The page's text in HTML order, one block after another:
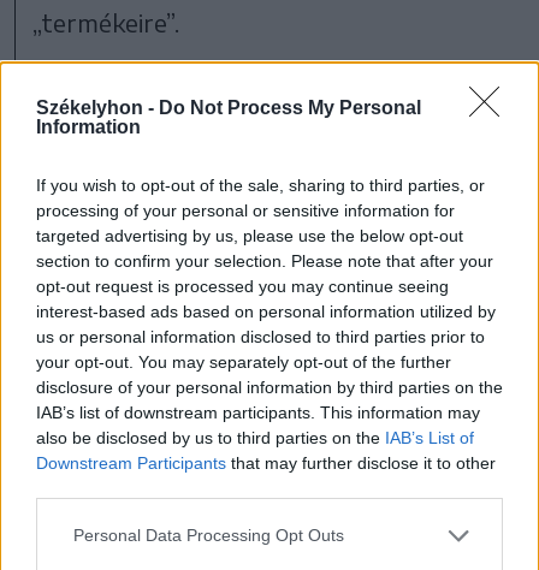
Székelyhon - Do Not Process My Personal
Information
If you wish to opt-out of the sale, sharing to third parties, or
processing of your personal or sensitive information for
targeted advertising by us, please use the below opt-out
section to confirm your selection. Please note that after your
opt-out request is processed you may continue seeing
interest-based ads based on personal information utilized by
us or personal information disclosed to third parties prior to
your opt-out. You may separately opt-out of the further
disclosure of your personal information by third parties on the
IAB’s list of downstream participants. This information may
also be disclosed by us to third parties on the IAB’s List of
Downstream Participants that may further disclose it to other
Personal Data Processing Opt Outs
„termékeire”.
Különösebb olvasásszociológiai felmérések
nélkül is állíthatjuk, hogy a szórakoztató
és műfajai széles olvasói rétegek igényeit
elégítik ki ma is, viszont a kanonizált,
úgymond komoly irodalmat művelő
szerzők könyveit is nagy érdeklődés övezi,
amint az említett könyves eseményeken is
tapasztalni lehet. A Méliusz-életmű
határköveinek számító prózai és verses
művei újrakiadása ugyan nem történt
budapesti Pont Kiadónak (amelyet éppen